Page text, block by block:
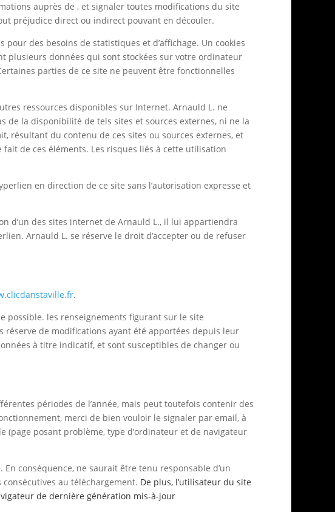
auprès de , et signaler toutes modifications du site
préjudice direct ou indirect pouvant en découler.
des besoins de statistiques et d’affichage. Un cookies
plusieurs données qui sont stockées sur votre ordinateur
parties de ce site ne peuvent être fonctionnelles
ressources disponibles sur Internet. Arnauld L. ne
de la disponibilité de tels sites et sources externes, ni ne la
résultant du contenu de ces sites ou sources externes, et
de ces éléments. Les risques liés à cette utilisation
en direction de ce site sans l’autorisation expresse et
d’un des sites internet de Arnauld L., il lui appartiendra
Arnauld L. se réserve le droit d’accepter ou de refuser
.
possible. les renseignements figurant sur le site
de modifications ayant été apportées depuis leur
à titre indicatif, et sont susceptibles de changer ou
périodes de l’année, mais peut toutefois contenir des
merci de bien vouloir le signaler par email, à
posant problème, type d’ordinateur et de navigateur
conséquence, ne saurait être tenu responsable d’un
au téléchargement. De plus, l’utilisateur du site
de dernière génération mis-à-jour